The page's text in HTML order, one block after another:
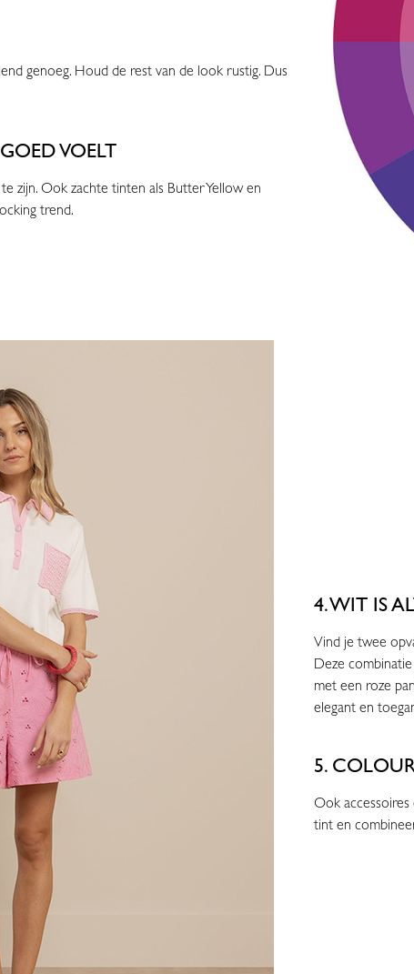
genoeg. Houd de rest van de look rustig. Dus
VOELT
zijn. Ook zachte tinten als Butter Yellow en
trend.
4. WIT IS
Vind je twee
Deze
met een roze
elegant en
5.
Ook
tint en